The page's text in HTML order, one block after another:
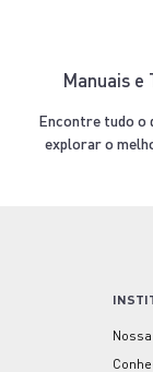
Manuais e
Encontre tudo o
explorar o